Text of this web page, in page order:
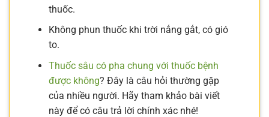
thuốc.
Không phun thuốc khi trời nắng gắt, có gió
to.
Thuốc sâu có pha chung với thuốc bệnh
được không? Đây là câu hỏi thường gặp
của nhiều người. Hãy tham khảo bài viết
này để có câu trả lời chính xác nhé!